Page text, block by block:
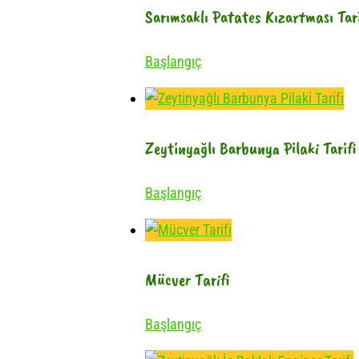
Sarımsaklı Patates Kızartması
Başlangıç
Zeytinyağlı Barbunya Pilaki Tarifi
Başlangıç
Mücver Tarifi
Başlangıç